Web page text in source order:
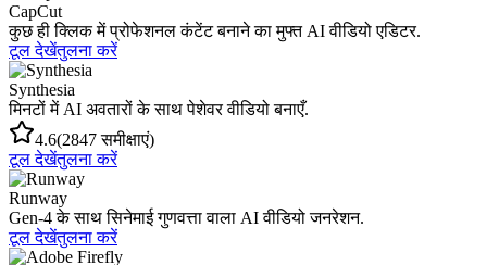
CapCut
कुछ ही क्लिक में प्रोफेशनल कंटेंट बनाने का मुफ्त AI वीडियो एडिटर.
टूल देखेंतुलना करें
Synthesia
मिनटों में AI अवतारों के साथ पेशेवर वीडियो बनाएँ.
4.6(2847 समीक्षाएं)
टूल देखेंतुलना करें
Runway
Gen-4 के साथ सिनेमाई गुणवत्ता वाला AI वीडियो जनरेशन.
टूल देखेंतुलना करें